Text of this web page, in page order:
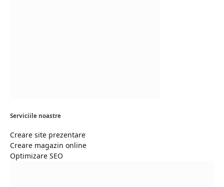
Serviciile noastre
Creare site prezentare
Creare magazin online
Optimizare SEO